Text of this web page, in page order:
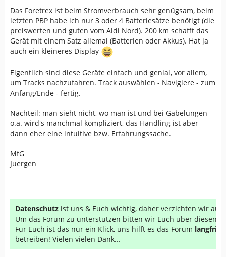
Geko zeigte mir an, dass ich 32.1km falsch sei.
Wunderbar.
Merkt sich der Geko die letzte Aktivitaet, bis die Batterien
koplett leer sind/entnommen werden?
Ich wuerde es gerne sicher wissen
2. Verzoegerung / Innehalten bei Anwahl Navigation
bikely-track
Ein ganz seltsames Phaenomen habe ich beobachtet,
wenn ich versuche, einen selbstgestrickten Track von
bikely.com zu verwenden. Nach Aufruf von 'Navigate' -
'To End' - 'OK' passiert erstmal relativ lange garnichts.
Irgendwann (nach > 1 min.) kann man dann wieder eine
Reaktion auf Knopfdruecke erwarten, aber erstmal wirkt
das Geraet 'abgestuerzt'.
Mit einem Track, den ich geschickt bekommen hatte
der Anzahl Punkte kann es eigentlich nicht liegen, die
war in etwa gleich.
Hier waere so ein bikely-track:
http://www.bikely.com/maps/bike-path/wolfi-
Flughafenrunde
Das Foretrex ist beim Stromverbrauch sehr genügsam, beim
letzten PBP habe ich nur 3 oder 4 Batteriesätze benötigt (die
preiswerten und guten vom Aldi Nord). 200 km schafft das
Gerät mit einem Satz allemal (Batterien oder Akkus). Hat ja
auch ein kleineres Display
Eigentlich sind diese Geräte einfach und genial, vor allem,
um Tracks nachzufahren. Track auswählen - Navigiere - zum
Anfang/Ende - fertig.
Nachteil: man sieht nicht, wo man ist und bei Gabelungen
o.ä. wird's manchmal kompliziert, das Handling ist aber
dann eher eine intuitive bzw. Erfahrungssache.
MfG
Juergen
Datenschutz ist uns & Euch wichtig, daher verzichten wir auf
Um das Forum zu unterstützen bitten wir Euch über diesen
Für Euch ist das nur ein Klick, uns hilft es das Forum
betreiben! Vielen vielen Dank...